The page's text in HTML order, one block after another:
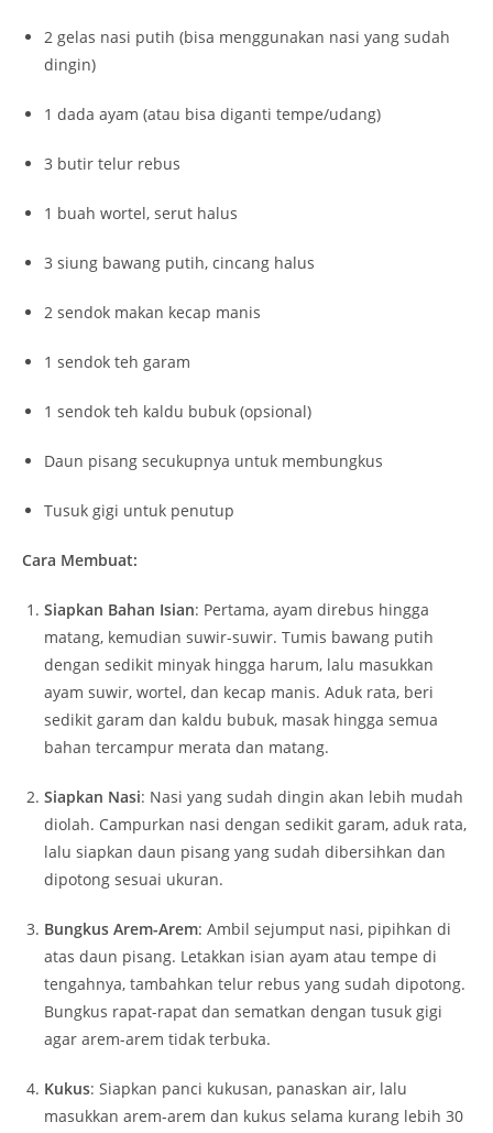
2 gelas nasi putih (bisa menggunakan nasi yang sudah
dingin)
1 dada ayam (atau bisa diganti tempe/udang)
3 butir telur rebus
1 buah wortel, serut halus
3 siung bawang putih, cincang halus
2 sendok makan kecap manis
1 sendok teh garam
1 sendok teh kaldu bubuk (opsional)
Daun pisang secukupnya untuk membungkus
Tusuk gigi untuk penutup
Cara Membuat:
Siapkan Bahan Isian: Pertama, ayam direbus hingga
matang, kemudian suwir-suwir. Tumis bawang putih
dengan sedikit minyak hingga harum, lalu masukkan
ayam suwir, wortel, dan kecap manis. Aduk rata, beri
sedikit garam dan kaldu bubuk, masak hingga semua
bahan tercampur merata dan matang.
Siapkan Nasi: Nasi yang sudah dingin akan lebih mudah
diolah. Campurkan nasi dengan sedikit garam, aduk rata,
lalu siapkan daun pisang yang sudah dibersihkan dan
dipotong sesuai ukuran.
Bungkus Arem-Arem: Ambil sejumput nasi, pipihkan di
atas daun pisang. Letakkan isian ayam atau tempe di
tengahnya, tambahkan telur rebus yang sudah dipotong.
Bungkus rapat-rapat dan sematkan dengan tusuk gigi
agar arem-arem tidak terbuka.
Kukus: Siapkan panci kukusan, panaskan air, lalu
masukkan arem-arem dan kukus selama kurang lebih 30